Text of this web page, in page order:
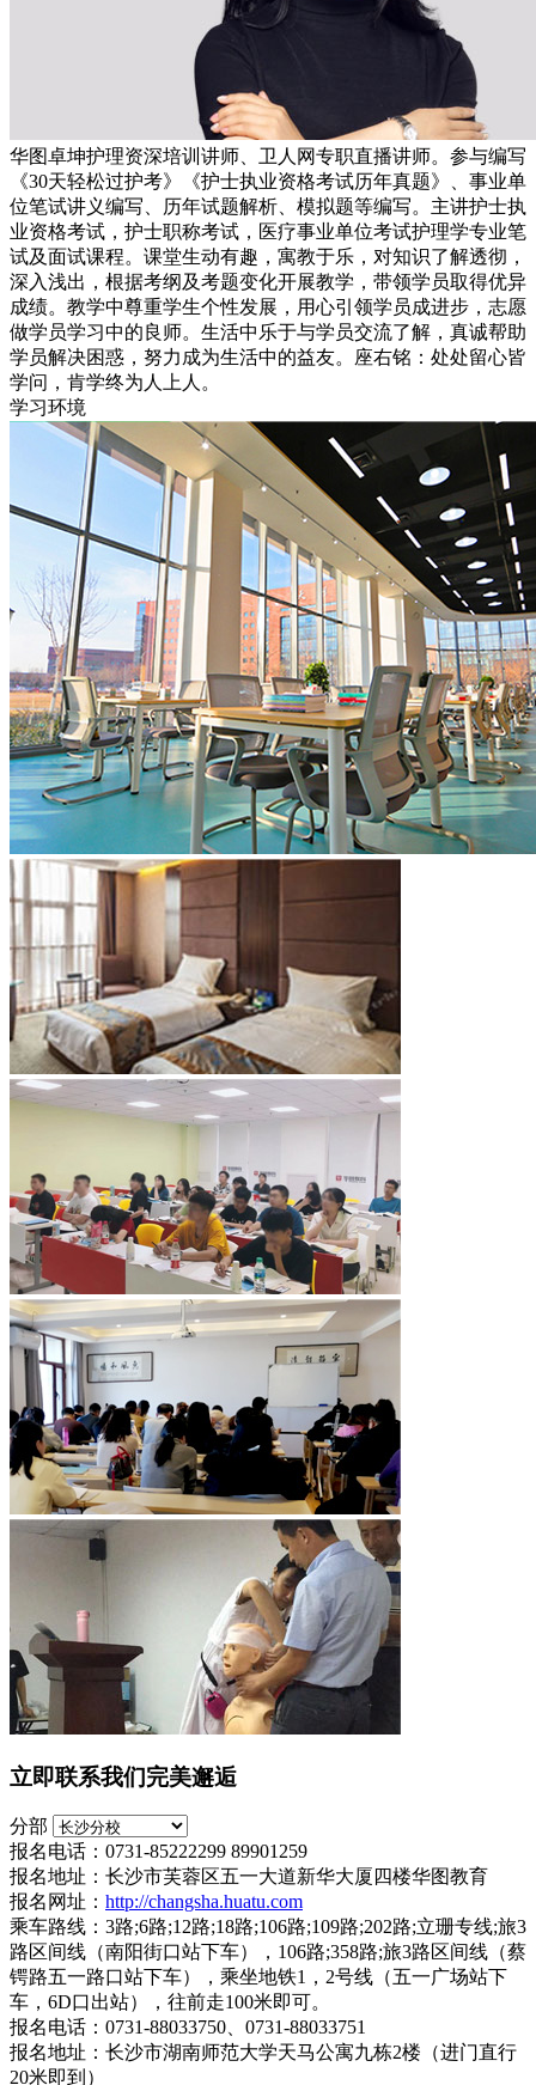
华图卓坤护理资深培训讲师、卫人网专职直播讲师。参与编写
《30天轻松过护考》《护士执业资格考试历年真题》、事业单
位笔试讲义编写、历年试题解析、模拟题等编写。主讲护士执
业资格考试，护士职称考试，医疗事业单位考试护理学专业笔
试及面试课程。课堂生动有趣，寓教于乐，对知识了解透彻，
深入浅出，根据考纲及考题变化开展教学，带领学员取得优异
成绩。教学中尊重学生个性发展，用心引领学员成进步，志愿
做学员学习中的良师。生活中乐于与学员交流了解，真诚帮助
学员解决困惑，努力成为生活中的益友。座右铭：处处留心皆
学问，肯学终为人上人。
学习环境
立即联系我们完美邂逅
分部
报名电话：0731-85222299 89901259
报名地址：长沙市芙蓉区五一大道新华大厦四楼华图教育
报名网址： http://changsha.huatu.com
乘车路线：3路;6路;12路;18路;106路;109路;202路;立珊专线;旅3
路区间线（南阳街口站下车），106路;358路;旅3路区间线（蔡
锷路五一路口站下车），乘坐地铁1，2号线（五一广场站下
车，6D口出站），往前走100米即可。
报名电话：0731-88033750、0731-88033751
报名地址：长沙市湖南师范大学天马公寓九栋2楼（进门直行
20米即到）